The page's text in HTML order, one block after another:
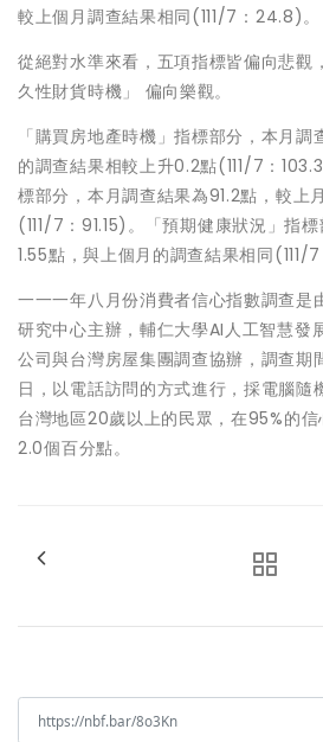
較上個月調查結果相同(111/7：24.8)。
從絕對水準來看，五項指標皆偏向悲觀
久性財貨時機」 偏向樂觀。
「購買房地產時機」指標部分，本月調
的調查結果相較上升0.2點(111/7：
標部分，本月調查結果為91.2點，較上
(111/7：91.15)。「預期健康狀況」指
1.55點，與上個月的調查結果相同(111/7
一一一年八月份消費者信心指數調查是
研究中心主辦，輔仁大學AI人工智慧發
公司與台灣房屋集團調查協辦，調查期
日，以電話訪問的方式進行，採電腦
台灣地區20歲以上的民眾，在95%的
2.0個百分點。